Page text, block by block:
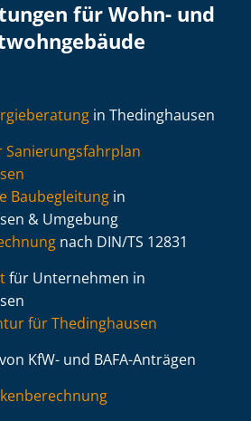
für Wohn- und
in Thedinghausen
Sa­nie­rungs­fahr­plan
Baubegleitung in
& Umgebung
nach DIN/TS 12831
für Unternehmen in
für Thedinghausen
KfW- und BAFA-Anträgen